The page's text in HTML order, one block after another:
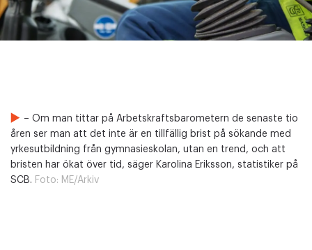
– Om man tittar på Arbetskraftsbarometern de senaste tio
åren ser man att det inte är en tillfällig brist på sökande med
yrkesutbildning från gymnasieskolan, utan en trend, och att
bristen har ökat över tid, säger Karolina Eriksson, statistiker på
SCB. Foto: ME/Arkiv